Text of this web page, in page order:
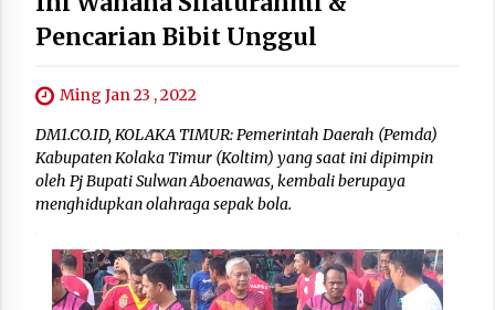
Pencarian Bibit Unggul
Ming Jan 23 , 2022
DM1.CO.ID, KOLAKA TIMUR: Pemerintah Daerah (Pemda)
Kabupaten Kolaka Timur (Koltim) yang saat ini dipimpin
oleh Pj Bupati Sulwan Aboenawas, kembali berupaya
menghidupkan olahraga sepak bola.